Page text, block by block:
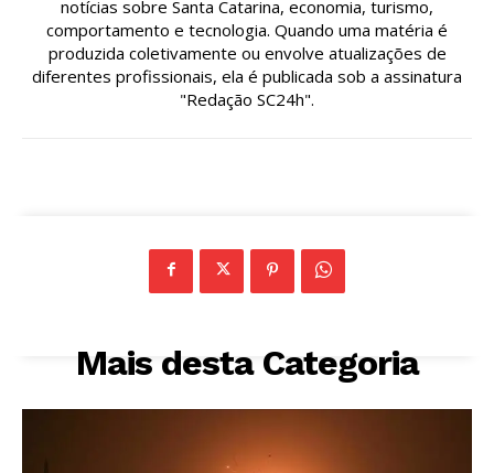
notícias sobre Santa Catarina, economia, turismo,
comportamento e tecnologia. Quando uma matéria é
produzida coletivamente ou envolve atualizações de
diferentes profissionais, ela é publicada sob a assinatura
"Redação SC24h".
Mais desta Categoria